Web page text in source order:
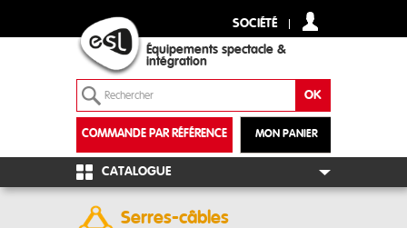
SOCIÉTÉ
Équipements spectacle &
intégration
MON PANIER
COMMANDE PAR RÉFÉRENCE
+
CATALOGUE
Serres-câbles